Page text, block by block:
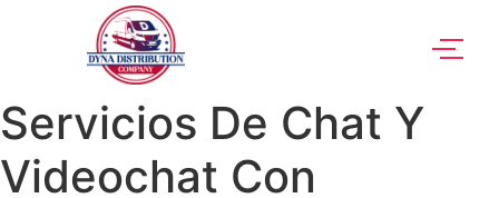
Servicios De Chat Y
Videochat Con